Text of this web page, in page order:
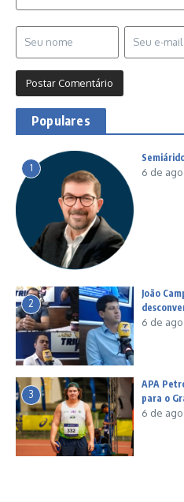
Populares
1 6 de
2
João
6 de
3
APA
para o
6 de